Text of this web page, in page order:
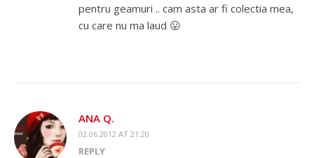
pentru geamuri .. cam asta ar fi colectia mea,
cu care nu ma laud 😛
ANA Q.
02.06.2012 AT 21:20
REPLY